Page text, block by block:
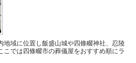
地域に位置し飯盛山城や四條畷神社、忍陵
こでは四條畷市の葬儀屋をおすすめ順にラ